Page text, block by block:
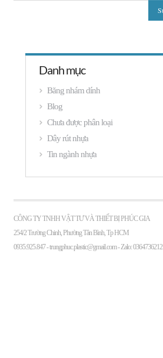
Danh mục
Băng nhám dính
Blog
Chưa được phân loại
Dây rút nhựa
Tin ngành nhựa
CÔNG TY TNHH VẬT TƯ VÀ THIẾT BỊ PHÚC GIA
254/2 Trường Chinh, Phường Tân Bình, Tp HCM
0935.925.847 -trungphuc.plastic@gmail.com- Zalo: 0364736212